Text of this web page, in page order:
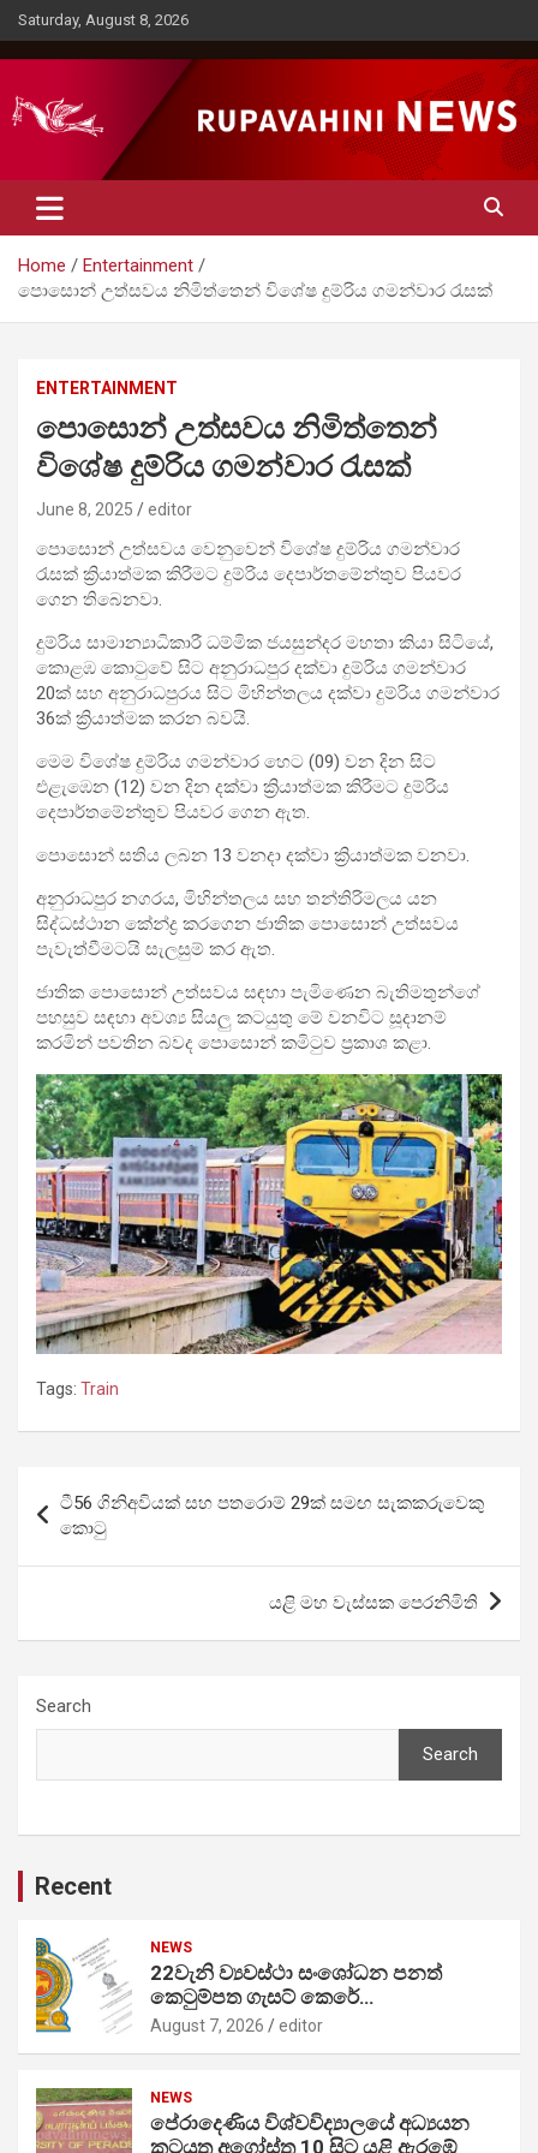
Skip
to
content
Saturday, August 8, 2026
Rupavahini News
Home
Entertainment
පොසොන් උත්සවය නිමිත්තෙන් විශේෂ දුම්රිය ගමන්වාර රැසක්
ENTERTAINMENT
පොසොන් උත්සවය නිමිත්තෙන්
විශේෂ දුම්රිය ගමන්වාර රැසක්
June 8, 2025 editor
පොසොන් උත්සවය වෙනුවෙන් විශේෂ දුම්රිය ගමන්වාර
රැසක් ක්‍රියාත්මක කිරීමට දුම්රිය දෙපාර්තමේන්තුව පියවර
ගෙන තිබෙනවා.
දුම්රිය සාමාන්‍යාධිකාරී ධම්මික ජයසුන්දර මහතා කියා සිටියේ,
කොළඹ කොටුවේ සිට අනුරාධපුර දක්වා දුම්රිය ගමන්වාර
20ක් සහ අනුරාධපුරය සිට මිහින්තලය දක්වා දුම්රිය ගමන්වාර
36ක් ක්‍රියාත්මක කරන බවයි.
මෙම විශේෂ දුම්රිය ගමන්වාර හෙට (09) වන දින සිට
එළැඹෙන (12) වන දින දක්වා ක්‍රියාත්මක කිරීමට දුම්රිය
දෙපාර්තමේන්තුව පියවර ගෙන ඇත.
පොසොන් සතිය ලබන 13 වනදා දක්වා ක්‍රියාත්මක වනවා.
අනුරාධපුර නගරය, මිහින්තලය සහ තන්තිරිමලය යන
සිද්ධස්ථාන කේන්ද්‍ර කරගෙන ජාතික පොසොන් උත්සවය
පැවැත්වීමටයි සැලසුම් කර ඇත.
ජාතික පොසොන් උත්සවය සඳහා පැමිණෙන බැතිමතුන්ගේ
පහසුව සඳහා අවශ්‍ය සියලු‍ කටයුතු මේ වනවිට සූදානම්
කරමින් පවතින බවද පොසොන් කමිටුව ප්‍රකාශ කළා.
Tags: Train
Post
navigation
ටී56 ගිනිඅවියක් සහ පතරොම් 29ක් සමඟ සැකකරුවෙකු
කොටු
යළි මහ වැස්සක පෙරනිමිති
Search
Search
Recent
NEWS
22වැනි ව්‍යවස්ථා සංශෝධන පනත්
කෙටුම්පත ගැසට් කෙරේ…
August 7, 2026 editor
NEWS
පේරාදෙණිය විශ්වවිද්‍යාලයේ අධ්‍යයන
කටයුතු අගෝස්තු 10 සිට යළි ඇරඹේ